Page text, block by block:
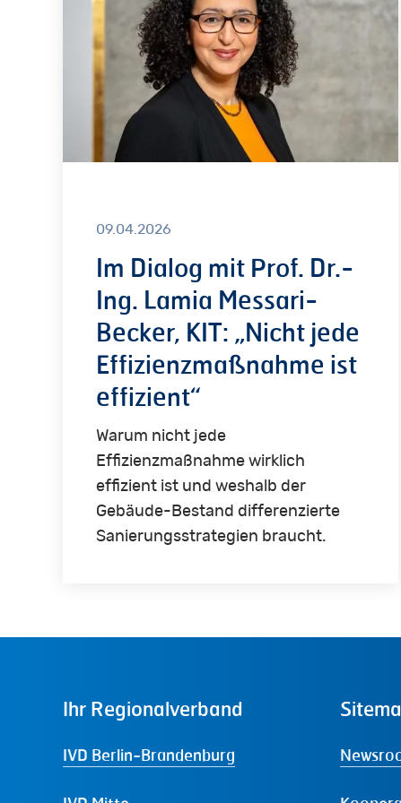
Lamia
Messari-
Becker,
effizient“
09.04.2026
Im Dialog mit Prof. Dr.-
Ing. Lamia Messari-
Becker, KIT: „Nicht jede
Effizienzmaßnahme ist
effizient“
Warum nicht jede
Effizienzmaßnahme wirklich
effizient ist und weshalb der
Gebäude-Bestand differenzierte
Sanierungsstrategien braucht.
Ihr Regionalverband
IVD Berlin-Brandenburg